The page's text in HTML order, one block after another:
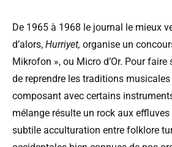
De 1965 à 1968 le journal le mieux
d’alors, Hurriyet, organise un
Mikrofon », ou Micro d’Or. Pour
de reprendre les traditions
composant avec certains
mélange résulte un rock aux
subtile acculturation entre folklore